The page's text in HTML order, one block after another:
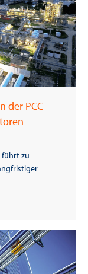
der PCC
führt zu